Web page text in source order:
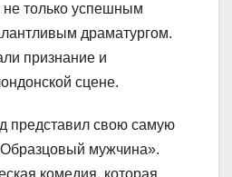
только успешным
драматургом.
признание и
сцене.
представил свою самую
мужчина».